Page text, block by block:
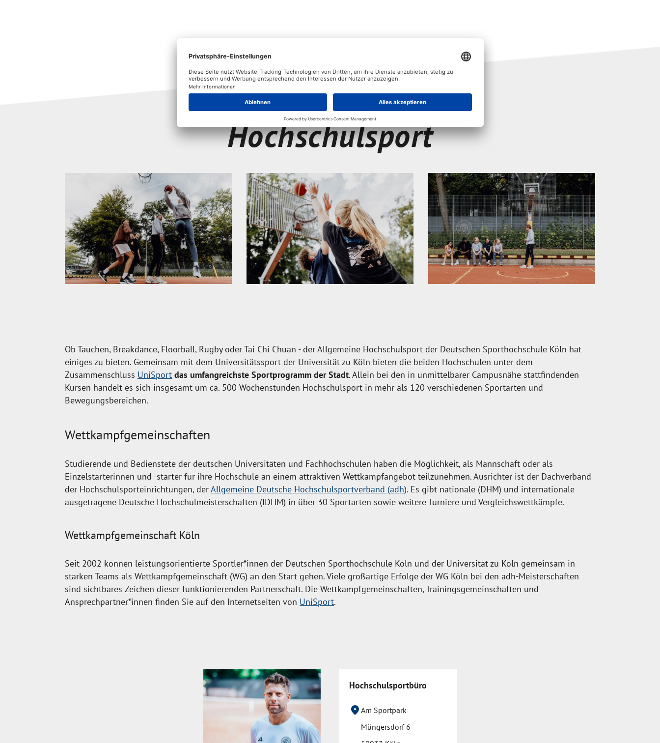
Hochschulsport
Ob Tauchen, Breakdance, Floorball, Rugby oder Tai Chi Chuan - der Allgemeine Hochschulsport der Deutschen Sporthochschule Köln hat
einiges zu bieten. Gemeinsam mit dem Universitätssport der Universität zu Köln bieten die beiden Hochschulen unter dem
Zusammenschluss UniSport das umfangreichste Sportprogramm der Stadt. Allein bei den in unmittelbarer Campusnähe stattfindenden
Kursen handelt es sich insgesamt um ca. 500 Wochenstunden Hochschulsport in mehr als 120 verschiedenen Sportarten und
Bewegungsbereichen.
Wettkampfgemeinschaften
Studierende und Bedienstete der deutschen Universitäten und Fachhochschulen haben die Möglichkeit, als Mannschaft oder als
Einzelstarterinnen und -starter für ihre Hochschule an einem attraktiven Wettkampfangebot teilzunehmen. Ausrichter ist der Dachverband
der Hochschulsporteinrichtungen, derAllgemeine Deutsche Hochschulsportverband (adh). Es gibt nationale (DHM) und internationale
ausgetragene Deutsche Hochschulmeisterschaften (IDHM) in über 30 Sportarten sowie weitere Turniere und Vergleichswettkämpfe.
Wettkampfgemeinschaft Köln
Seit 2002 können leistungsorientierte Sportler*innen der Deutschen Sporthochschule Köln und der Universität zu Köln gemeinsam in
starken Teams als Wettkampfgemeinschaft (WG) an den Start gehen. Viele großartige Erfolge der WG Köln bei den adh-Meisterschaften
sind sichtbares Zeichen dieser funktionierenden Partnerschaft. Die Wettkampfgemeinschaften, Trainingsgemeinschaften und
Ansprechpartner*innen finden Sie auf den Internetseiten von UniSport.
Hochschulsportbüro
location_on Am Sportpark
Müngersdorf 6